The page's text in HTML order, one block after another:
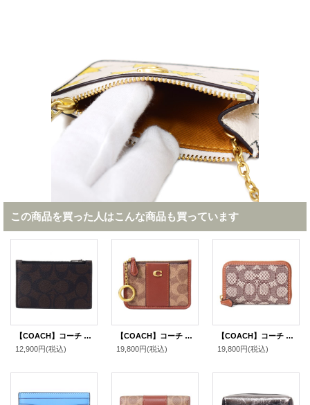
この商品を買った人はこんな商品も買っています
【COACH】コーチ コーティングキャンバス レザー シグネチャー ジップ カードケース コインケース 小銭入れ マホガニー×カーキ〔日本未発売〕
12,900円(税込)
【COACH】コーチ カードケース コーティングキャンバス レザー シグネチャー エッセンシャル キーリング付き ミニ スキニー IDケース コインケース タンキャラメル（日本未発売）
19,800円(税込)
【COACH】コーチ カードケース ジャガード レザー シグネチャー エッセンシャル スモール ジップ アラウンド スクエア スリム コインケース ブラウンマルチ（日本未発売）
19,800円(税込)